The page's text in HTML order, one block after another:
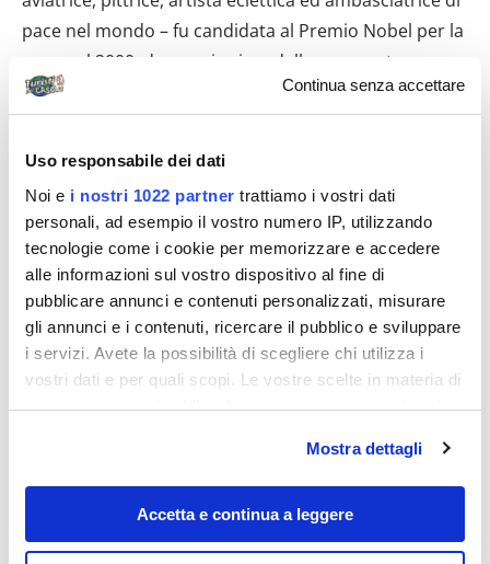
Continua senza accettare
Uso responsabile dei dati
Noi e i nostri 1022 partner trattiamo i vostri dati
personali, ad esempio il vostro numero IP, utilizzando
tecnologie come i cookie per memorizzare e accedere
alle informazioni sul vostro dispositivo al fine di
pubblicare annunci e contenuti personalizzati, misurare
gli annunci e i contenuti, ricercare il pubblico e sviluppare
i servizi. Avete la possibilità di scegliere chi utilizza i
vostri dati e per quali scopi. Le vostre scelte in materia di
privacy sono applicabili solo su questa proprietà digitale
modificare o revocare il proprio consenso in qualsiasi
momento dalla Dichiarazione sui cookie o facendo clic
sull'icona di attivazione della privacy.
Mostra dettagli
Accetta e continua a leggere
pace nel mondo – fu candidata al Premio Nobel per la
pace nel 2000, due anni prima della sua morte.
Sebastiano Vassalli, novarese DOC ma soltanto di
adozione, a Novara ed all’Antonelli dedicò un
romanzo “Cuore di Pietra” che non fa mai riferimento
diretto alla Città, alla Villa ed all’Architetto. Anche
Vassalli fu candidato al Premio Nobel per la
letteratura, nel 2015, anno della sua morte. Il filo
conduttore che li lega è l’aver vissuto in Casa Bossi: il
Vassalli abitò l’ultimo piano, quello panoramico con
vista sulla Cupola. Dopo esserci stati, possiamo capire
perché fosse restio a lasciare tanta bellezza,
architettonica dello stabile, che versa purtroppo in
precarie condizioni di manutenzione.